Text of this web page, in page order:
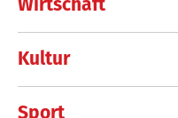
Wirtschaft
Kultur
Sport